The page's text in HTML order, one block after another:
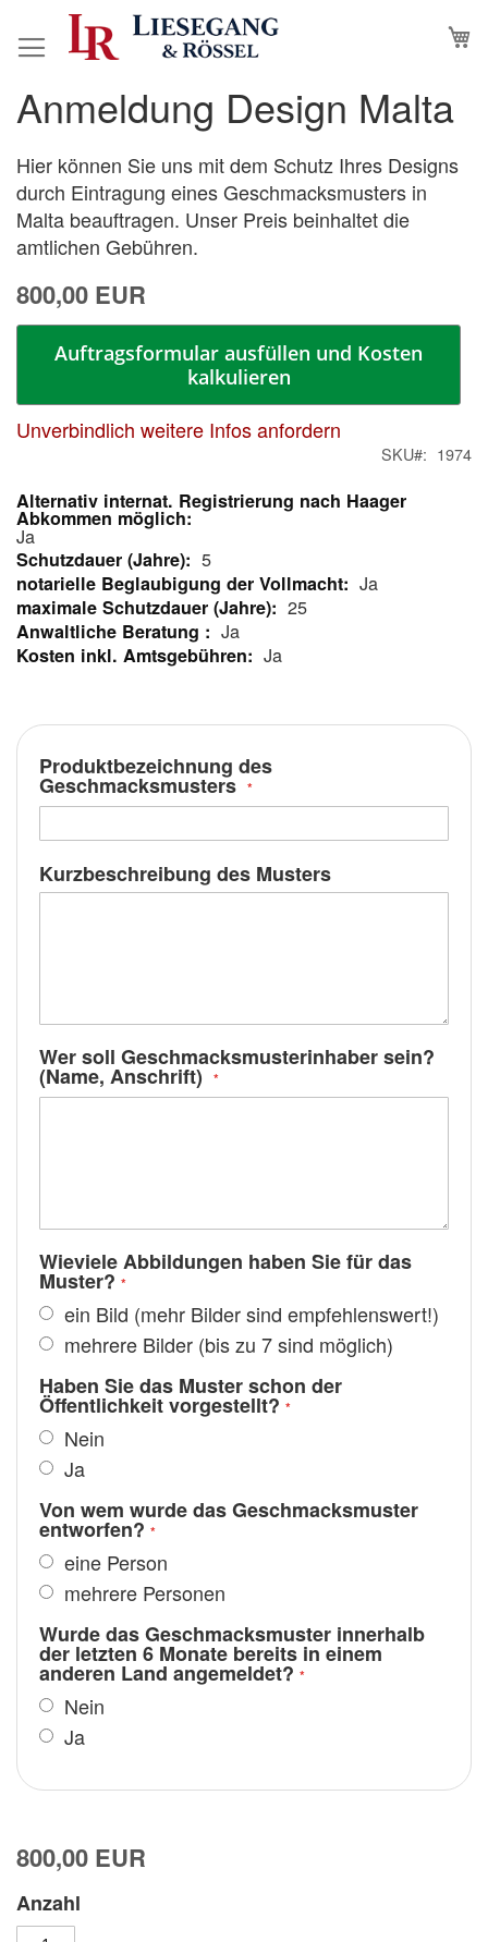
zum
Anmeldung Design Malta
Hier können Sie uns mit dem Schutz Ihres Designs
durch Eintragung eines Geschmacksmusters in
Malta beauftragen. Unser Preis beinhaltet die
amtlichen Gebühren.
800,00 EUR
Auftragsformular ausfüllen und Kosten
kalkulieren
Unverbindlich weitere Infos anfordern
SKU 1974
Mehr
Informationen
Ja
5
Ja
25
Ja
Ja
Zum
Ende
Bildergalerie
springen
Zum
Anfang
Bildergalerie
springen
Produktbezeichnung des
Geschmacksmusters
Kurzbeschreibung des Musters
Wer soll Geschmacksmusterinhaber sein?
(Name, Anschrift)
Wieviele Abbildungen haben Sie für das
Muster?
ein Bild (mehr Bilder sind empfehlenswert!)
mehrere Bilder (bis zu 7 sind möglich)
Haben Sie das Muster schon der
Öffentlichkeit vorgestellt?
Nein
Ja
Von wem wurde das Geschmacksmuster
entworfen?
eine Person
mehrere Personen
Wurde das Geschmacksmuster innerhalb
der letzten 6 Monate bereits in einem
anderen Land angemeldet?
Nein
Ja
800,00 EUR
Anzahl